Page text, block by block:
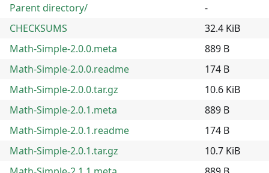
Parent directory/
-
CHECKSUMS
32.4 KiB
Math-Simple-2.0.0.meta
889 B
Math-Simple-2.0.0.readme
174 B
Math-Simple-2.0.0.tar.gz
10.6 KiB
Math-Simple-2.0.1.meta
889 B
Math-Simple-2.0.1.readme
174 B
Math-Simple-2.0.1.tar.gz
10.7 KiB